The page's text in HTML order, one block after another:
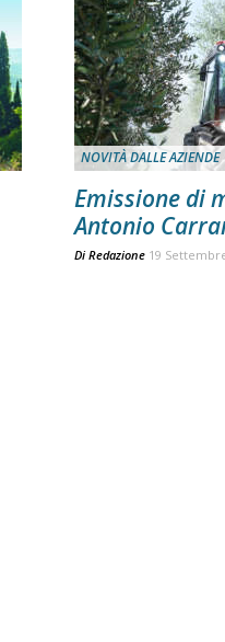
NOVITÀ DALLE AZIENDE
Emissione di
Antonio
Di Redazione 19